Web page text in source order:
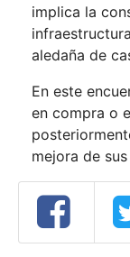
implica la
aledaña de
En este
en compra o
mejora de